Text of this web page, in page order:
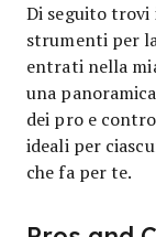
Di seguito
strumenti per
entrati nella
una
dei pro e
ideali per
che fa per te.